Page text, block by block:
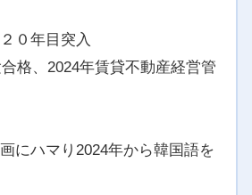
０年目突入
格、2024年賃貸不動産経営管
にハマり2024年から韓国語を